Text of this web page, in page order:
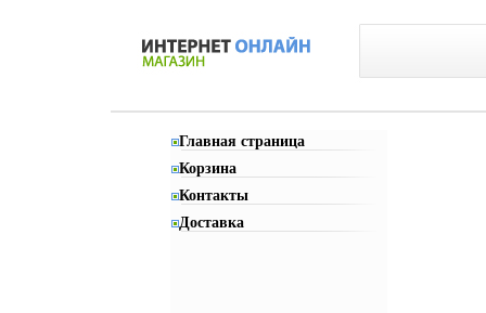
Главная страница
Корзина
Контакты
Доставка